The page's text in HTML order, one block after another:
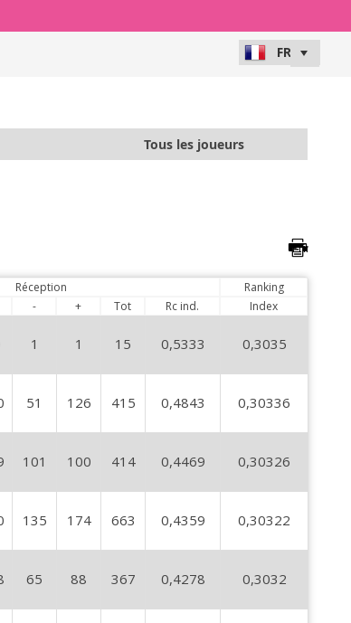
Tous les joueurs
Réception
Ranking
- + Tot Rc ind. Index
1 1 15 0,5333 0,3035
51 126 415 0,4843 0,30336
101 100 414 0,4469 0,30326
135 174 663 0,4359 0,30322
65 88 367 0,4278 0,3032